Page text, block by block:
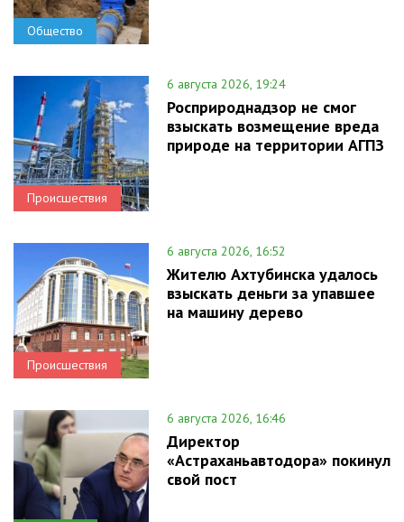
Общество
Происшествия
6 августа 2026, 19:24
Росприроднадзор не смог
взыскать возмещение вреда
природе на территории АГПЗ
Происшествия
6 августа 2026, 16:52
Жителю Ахтубинска удалось
взыскать деньги за упавшее
на машину дерево
6 августа 2026, 16:46
Директор
«Астраханьавтодора» покинул
свой пост